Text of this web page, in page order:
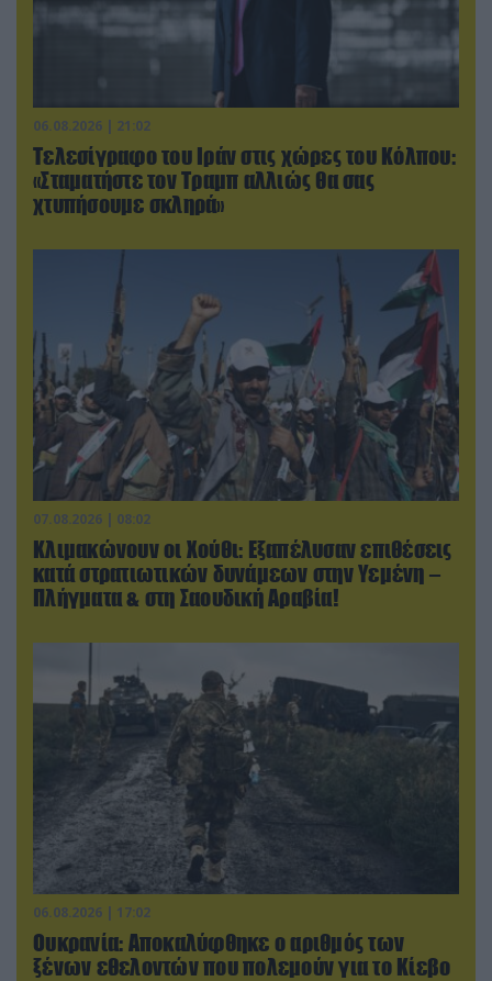
06.08.2026 | 21:02
Τελεσίγραφο του Ιράν στις χώρες του Κόλπου:
«Σταματήστε τον Τραμπ αλλιώς θα σας
χτυπήσουμε σκληρά»
07.08.2026 | 08:02
Κλιμακώνουν οι Χούθι: Eξαπέλυσαν επιθέσεις
κατά στρατιωτικών δυνάμεων στην Υεμένη –
Πλήγματα & στη Σαουδική Αραβία!
06.08.2026 | 17:02
Ουκρανία: Αποκαλύφθηκε ο αριθμός των
ξένων εθελοντών που πολεμούν για το Κίεβο